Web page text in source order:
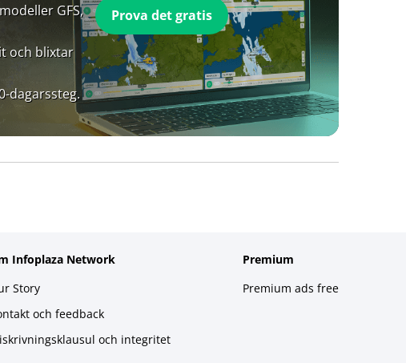
GFS,
och blixtar
dagarssteg.
Prova det gratis
Infoplaza Network
Story
och feedback
och integritet
Premium
Premium ads free